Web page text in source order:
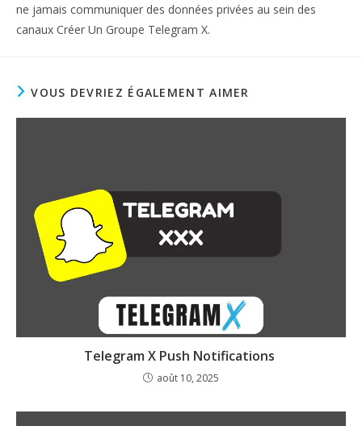
ne jamais communiquer des données privées au sein des
canaux Créer Un Groupe Telegram X.
VOUS DEVRIEZ ÉGALEMENT AIMER
Telegram X Push Notifications
août 10, 2025